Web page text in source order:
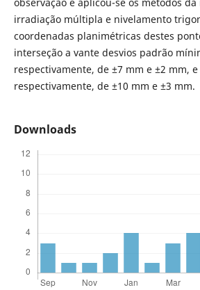
observação e aplicou-se os métodos
irradiação múltipla e nivelamento
coordenadas planimétricas destes
interseção a vante desvios padrão
respectivamente, de ±7 mm e ±2 mm, e
respectivamente, de ±10 mm e ±3 mm.
Downloads